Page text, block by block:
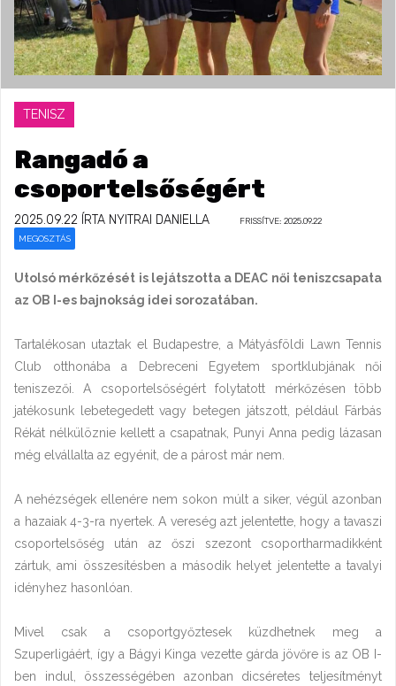
TENISZ
Rangadó a
csoportelsőségért
2025.09.22 ÍRTA NYITRAI DANIELLA FRISSÍTVE: 2025.09.22
MEGOSZTÁS
Utolsó mérkőzését is lejátszotta a DEAC női teniszcsapata
az OB I-es bajnokság idei sorozatában.
Tartalékosan utaztak el Budapestre, a Mátyásföldi Lawn Tennis
Club otthonába a Debreceni Egyetem sportklubjának női
teniszezői. A csoportelsőségért folytatott mérkőzésen több
jatékosunk lebetegedett vagy betegen játszott, például Fárbás
Rékát nélkülöznie kellett a csapatnak, Punyi Anna pedig lázasan
még elvállalta az egyénit, de a párost már nem.
A nehézségek ellenére nem sokon múlt a siker, végül azonban
a hazaiak 4-3-ra nyertek. A vereség azt jelentette, hogy a tavaszi
csoportelsőség után az őszi szezont csoportharmadikként
zártuk, ami összesítésben a második helyet jelentette a tavalyi
idényhez hasonlóan.
Mivel csak a csoportgyőztesek küzdhetnek meg a
Szuperligáért, így a Bágyi Kinga vezette gárda jövőre is az OB I-
ben indul, összességében azonban dicséretes teljesítményt